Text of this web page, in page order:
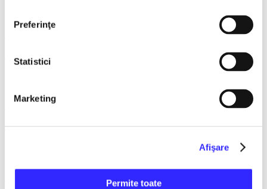
Preferinţe
Statistici
Marketing
Afişare
Permite toate
20 September 2026, ora 19:00
21 September 2026, ora 20:00